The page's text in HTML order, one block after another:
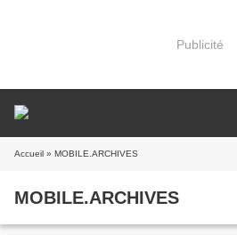
Publicité
Accueil » MOBILE.ARCHIVES
MOBILE.ARCHIVES